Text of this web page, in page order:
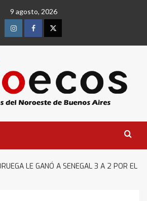
9 agosto, 2026
InstagramFacebookTwitter
LE GANÓ A SENEGAL 3 A 2 POR EL